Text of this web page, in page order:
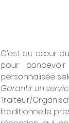
C’est au cœur
pour
personnalisée
Garantir un
Traiteur/
traditionnelle